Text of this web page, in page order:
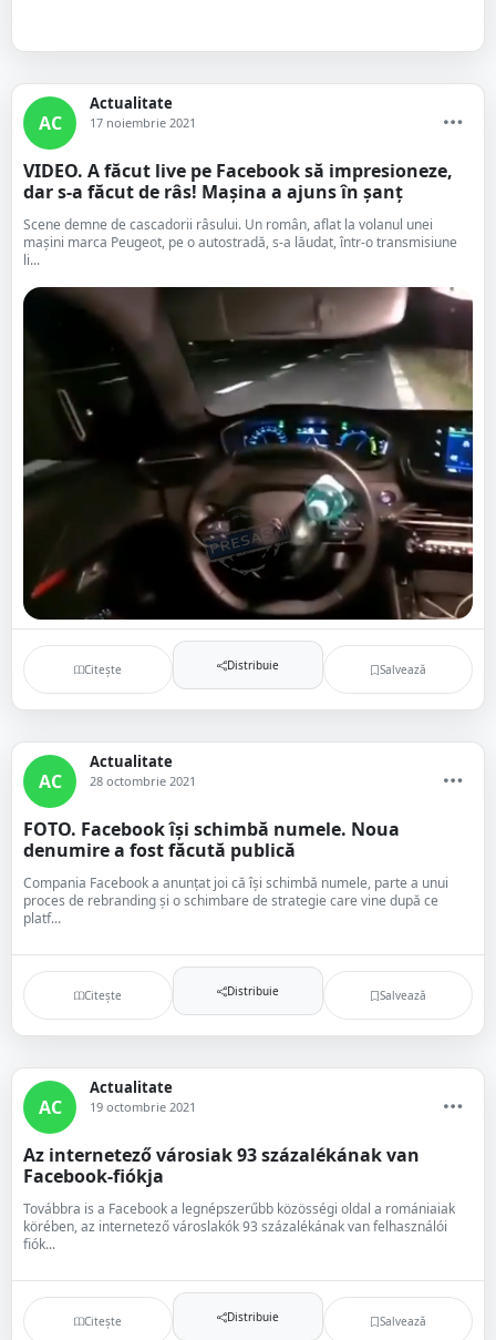
AC
Actualitate
17 noiembrie 2021
VIDEO. A făcut live pe Facebook să impresioneze,
dar s-a făcut de râs! Mașina a ajuns în șanț
Scene demne de cascadorii râsului. Un român, aflat la volanul unei
mașini marca Peugeot, pe o autostradă, s-a lăudat, într-o transmisiune
li...
Citește Distribuie Salvează
AC
Actualitate
28 octombrie 2021
FOTO. Facebook își schimbă numele. Noua
denumire a fost făcută publică
Compania Facebook a anunțat joi că își schimbă numele, parte a unui
proces de rebranding și o schimbare de strategie care vine după ce
platf...
Citește Distribuie Salvează
AC
Actualitate
19 octombrie 2021
Az internetező városiak 93 százalékának van
Facebook-fiókja
Továbbra is a Facebook a legnépszerűbb közösségi oldal a romániaiak
körében, az internetező városlakók 93 százalékának van felhasználói
fiók...
Citește Distribuie Salvează